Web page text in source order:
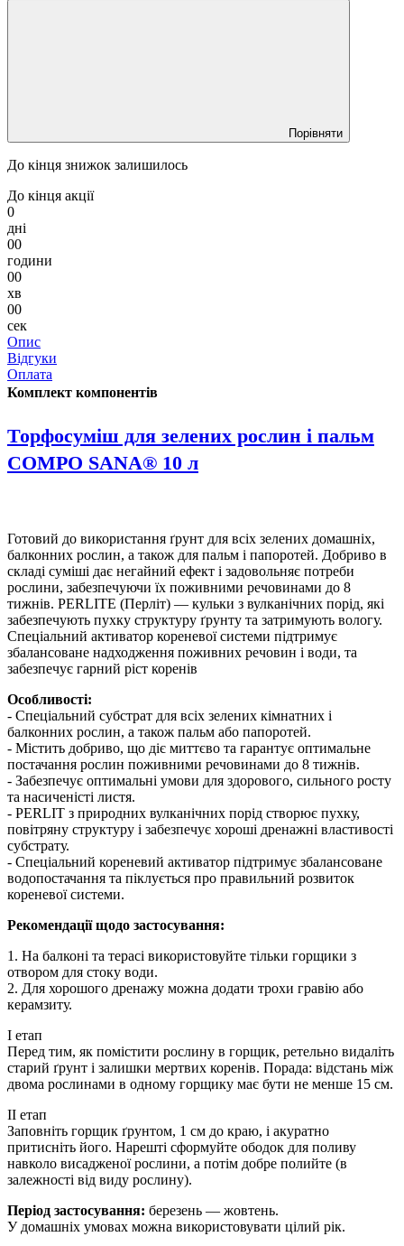
Порівняти
До кінця знижок залишилось
До кінця акції
0
дні
00
години
00
хв
00
сек
Опис
Відгуки
Оплата
Комплект компонентів
Торфосуміш для зелених рослин і пальм
COMPO SANA® 10 л
Готовий до використання ґрунт для всіх зелених домашніх,
балконних рослин, а також для пальм і папоротей. Добриво в
складі суміші дає негайний ефект і задовольняє потреби
рослини, забезпечуючи їх поживними речовинами до 8
тижнів. PERLITE (Перліт) — кульки з вулканічних порід, які
забезпечують пухку структуру ґрунту та затримують вологу.
Спеціальний активатор кореневої системи підтримує
збалансоване надходження поживних речовин і води, та
забезпечує гарний ріст коренів
Особливості:
- Спеціальний субстрат для всіх зелених кімнатних і
балконних рослин, а також пальм або папоротей.
- Містить добриво, що діє миттєво та гарантує оптимальне
постачання рослин поживними речовинами до 8 тижнів.
- Забезпечує оптимальні умови для здорового, сильного росту
та насиченісті листя.
- PERLIT з природних вулканічних порід створює пухку,
повітряну структуру і забезпечує хороші дренажні властивості
субстрату.
- Спеціальний кореневий активатор підтримує збалансоване
водопостачання та піклується про правильний розвиток
кореневої системи.
Рекомендації щодо застосування:
1. На балконі та терасі використовуйте тільки горщики з
отвором для стоку води.
2. Для хорошого дренажу можна додати трохи гравію або
керамзиту.
І етап
Перед тим, як помістити рослину в горщик, ретельно видаліть
старий ґрунт і залишки мертвих коренів. Порада: відстань між
двома рослинами в одному горщику має бути не менше 15 см.
ІІ етап
Заповніть горщик ґрунтом, 1 см до краю, і акуратно
притисніть його. Нарешті сформуйте ободок для поливу
навколо висадженої рослини, а потім добре полийте (в
залежності від виду рослину).
Період застосування: березень — жовтень.
У домашніх умовах можна використовувати цілий рік.